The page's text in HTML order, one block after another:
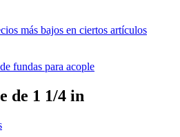
más bajos en ciertos artículos
fundas para acople
de 1 1/4 in